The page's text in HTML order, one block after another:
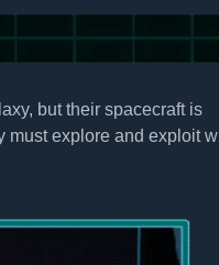
but their spacecraft is
must explore and exploit